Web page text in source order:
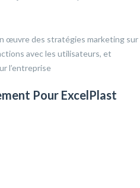
œuvre des stratégies marketing sur
avec les utilisateurs, et
l’entreprise
Pour ExcelPlast